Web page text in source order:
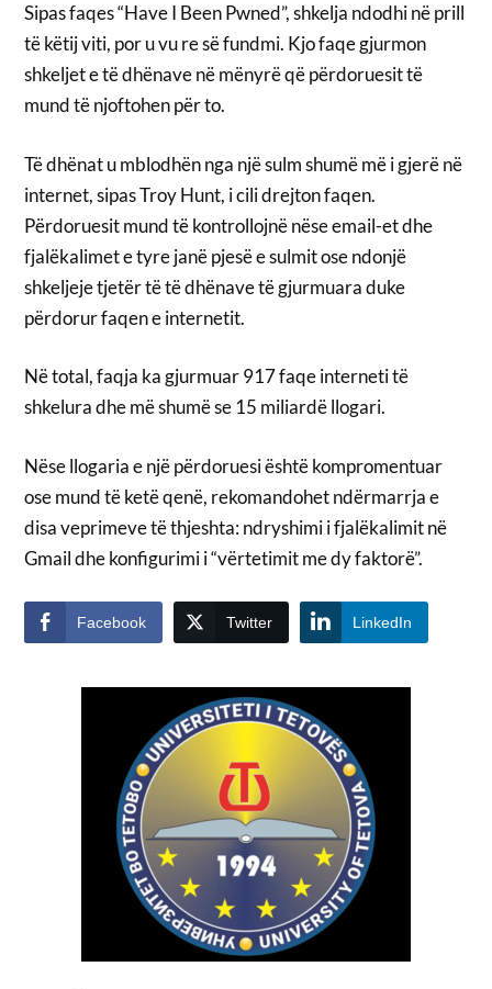
Sipas faqes “Have I Been Pwned”, shkelja ndodhi në prill
të këtij viti, por u vu re së fundmi. Kjo faqe gjurmon
shkeljet e të dhënave në mënyrë që përdoruesit të
mund të njoftohen për to.
Të dhënat u mblodhën nga një sulm shumë më i gjerë në
internet, sipas Troy Hunt, i cili drejton faqen.
Përdoruesit mund të kontrollojnë nëse email-et dhe
fjalëkalimet e tyre janë pjesë e sulmit ose ndonjë
shkeljeje tjetër të të dhënave të gjurmuara duke
përdorur faqen e internetit.
Në total, faqja ka gjurmuar 917 faqe interneti të
shkelura dhe më shumë se 15 miliardë llogari.
Nëse llogaria e një përdoruesi është kompromentuar
ose mund të ketë qenë, rekomandohet ndërmarrja e
disa veprimeve të thjeshta: ndryshimi i fjalëkalimit në
Gmail dhe konfigurimi i “vërtetimit me dy faktorë”.
Facebook Twitter LinkedIn